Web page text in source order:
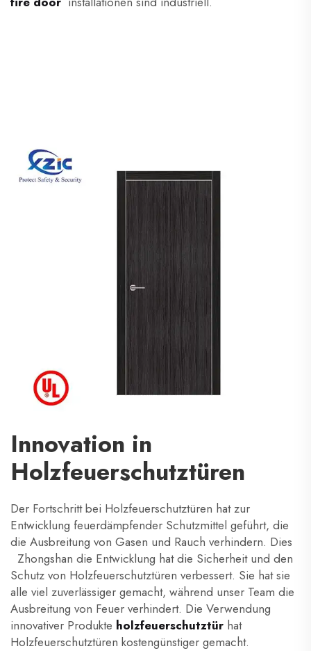
Innovation in
Holzfeuerschutztüren
Der Fortschritt bei Holzfeuerschutztüren hat zur
Entwicklung feuerdämpfender Schutzmittel geführt, die
die Ausbreitung von Gasen und Rauch verhindern. Dies
Zhongshan die Entwicklung hat die Sicherheit und den
Schutz von Holzfeuerschutztüren verbessert. Sie hat sie
alle viel zuverlässiger gemacht, während unser Team die
Ausbreitung von Feuer verhindert. Die Verwendung
innovativer Produkte holzfeuerschutztür hat
Holzfeuerschutztüren kostengünstiger gemacht.